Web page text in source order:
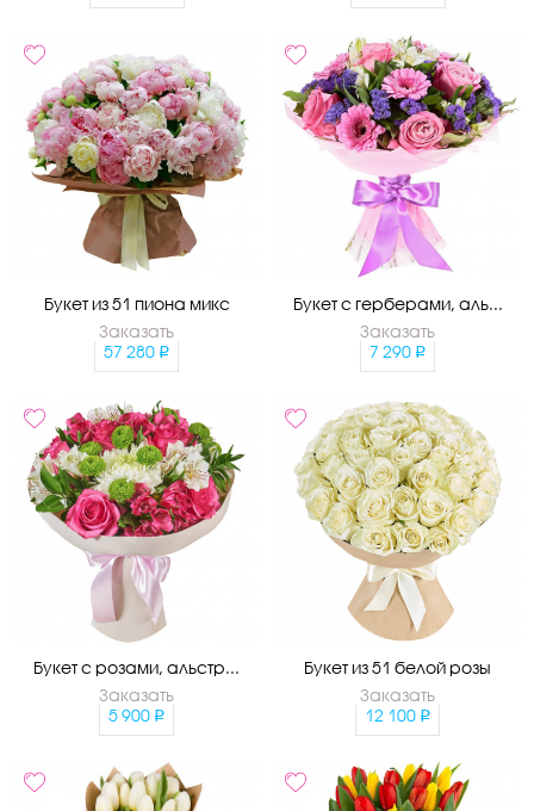
Букет из 51 пиона микс
Заказать
57 280
Букет с герберами, аль...
Заказать
7 290
Букет с розами, альстр...
Заказать
5 900
Букет из 51 белой розы
Заказать
12 100